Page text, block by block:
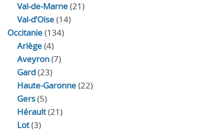
Val-de-Marne(21)
Val-d’Oise(14)
Occitanie(134)
Ariège(4)
Aveyron(7)
Gard(23)
Haute-Garonne(22)
Gers(5)
Hérault(21)
Lot(3)